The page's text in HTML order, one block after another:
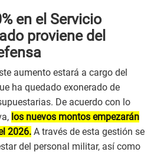
en el Servicio
proviene del
aumento estará a cargo del
ha quedado exonerado de
De acuerdo con lo
los nuevos montos empezarán
2026. A través de esta gestión se
del personal militar, así como